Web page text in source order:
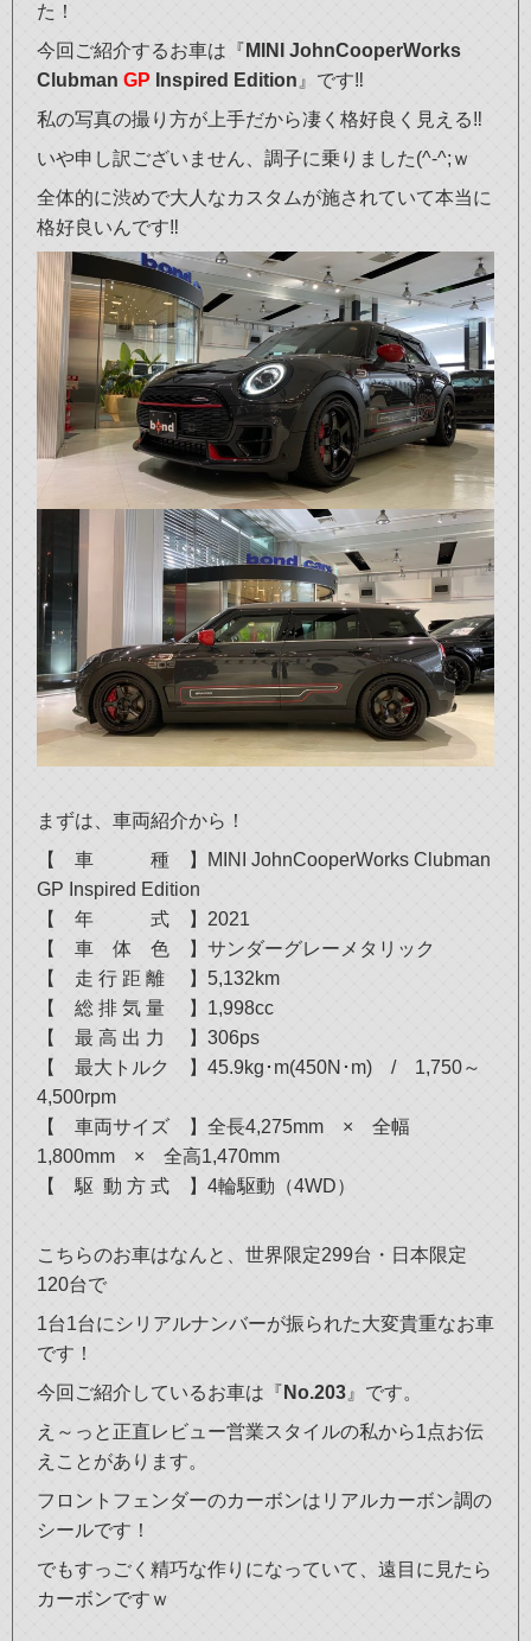
た！
今回ご紹介するお車は『 MINI JohnCooperWorks
Clubman GP Inspired Edition 』です‼
私の写真の撮り方が上手だから凄く格好良く見える‼
いや申し訳ございません、調子に乗りました(^-^;ｗ
全体的に渋めで大人なカスタムが施されていて本当に
格好良いんです‼
まずは、車両紹介から！
【 車 種 】MINI JohnCooperWorks Clubman
GP Inspired Edition
【 年 式 】2021
【 車 体 色 】サンダーグレーメタリック
【 走 行 距 離 】5,132km
【 総 排 気 量 】1,998cc
【 最 高 出 力 】306ps
【 最大トルク 】45.9kg･m(450N･m) / 1,750～
4,500rpm
【 車両サイズ 】全長4,275mm × 全幅
1,800mm × 全高1,470mm
【 駆 動 方 式 】4輪駆動（4WD）
こちらのお車はなんと、世界限定299台・日本限定
120台で
1台1台にシリアルナンバーが振られた大変貴重なお車
です！
今回ご紹介しているお車は『 No.203 』です。
え～っと正直レビュー営業スタイルの私から1点お伝
えことがあります。
フロントフェンダーのカーボンはリアルカーボン調の
シールです！
でもすっごく精巧な作りになっていて、遠目に見たら
カーボンですｗ